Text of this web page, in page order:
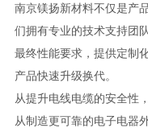
南京镁扬新材料不仅是产
们拥有专业的技术支持团
最终性能要求，提供定制
产品快速升级换代。
从提升电线电缆的安全性
从制造更可靠的电子电器